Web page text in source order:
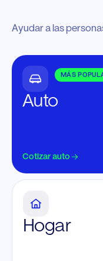
Ayudar a las
MÁS
Auto
Cotizarauto
Hogar